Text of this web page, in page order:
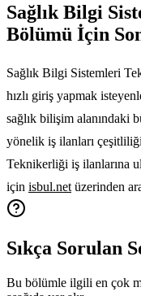
Sağlık Bilgi
Bölümü İçin
Sağlık Bilgi Sistemleri
hızlı giriş yapmak
sağlık bilişim alanındaki
yönelik iş ilanları
Teknikerliği iş ilanlarına
için isbul.net üzerinden
Sıkça Sorulan
Bu bölümle ilgili en çok